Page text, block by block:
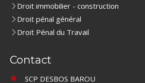
Droit immobilier - construction
Droit pénal général
Droit Pénal du Travail
Contact
SCP DESBOS BAROU